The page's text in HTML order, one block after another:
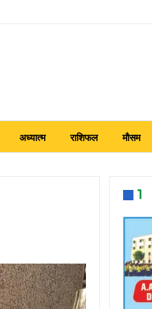
अध्यात्म राशिफल मौसम
1